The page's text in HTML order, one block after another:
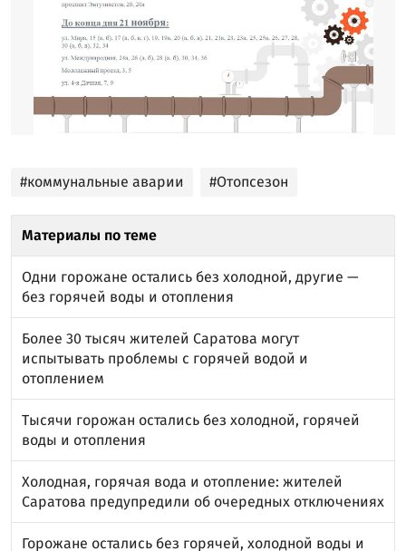
#коммунальные аварии #Отопсезон
Материалы по теме
Одни горожане остались без холодной, другие —
без горячей воды и отопления
Более 30 тысяч жителей Саратова могут
испытывать проблемы с горячей водой и
отоплением
Тысячи горожан остались без холодной, горячей
воды и отопления
Холодная, горячая вода и отопление: жителей
Саратова предупредили об очередных отключениях
Горожане остались без горячей, холодной воды и